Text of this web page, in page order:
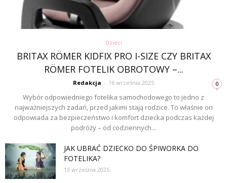
Dzieci
BRITAX RÖMER KIDFIX PRO I-SIZE CZY BRITAX
RÖMER FOTELIK OBROTOWY –...
Redakcja - 16 września 2025 0
Wybór odpowiedniego fotelika samochodowego to jedno z
najważniejszych zadań, przed jakimi stają rodzice. To właśnie on
odpowiada za bezpieczeństwo i komfort dziecka podczas każdej
podróży – od codziennych...
JAK UBRAĆ DZIECKO DO ŚPIWORKA DO
FOTELIKA?
13 września 2025